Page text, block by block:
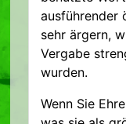
ausführender
sehr ärgern,
Vergabe
wurden.
Wenn Sie